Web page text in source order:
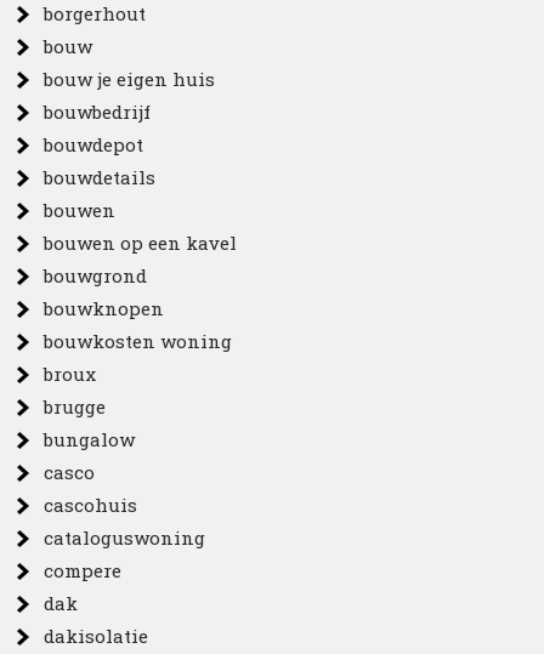
borgerhout
bouw
bouw je eigen huis
bouwbedrijf
bouwdepot
bouwdetails
bouwen
bouwen op een kavel
bouwgrond
bouwknopen
bouwkosten woning
broux
brugge
bungalow
casco
cascohuis
cataloguswoning
compere
dak
dakisolatie